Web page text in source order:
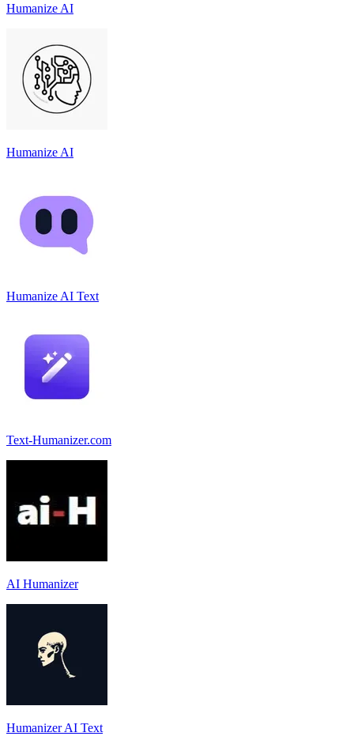
Humanize AI
Humanize AI
Humanize AI Text
Text-Humanizer.com
AI Humanizer
Humanizer AI Text